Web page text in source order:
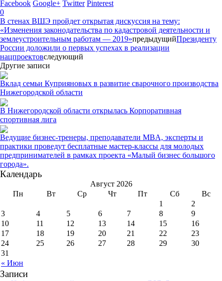
Facebook Google+ Twitter Pinterest
0
В стенах ВШЭ пройдет открытая дискуссия на тему:
«Изменения законодательства по кадастровой деятельности и
землеустроительным работам — 2019»предыдущийПрезиденту
России доложили о первых успехах в реализации
нацпроектовследующий
Другие записи
Вклад семьи Куприяновых в развитие сварочного производства
Нижегородской области
В Нижегородской области открылась Корпоративная
спортивная лига
Ведущие бизнес-тренеры, преподаватели MBA, эксперты и
практики проведут бесплатные мастер-классы для молодых
предпринимателей в рамках проекта «Малый бизнес большого
города».
Календарь
Август 2026
Пн
Вт Ср Чт Пт Сб Вс
« Июн
1
2
3
4 5 6 7 8
9
10
11 12 13 14 15
16
17
18 19 20 21 22
23
24
25 26 27 28 29
30
31
Записи